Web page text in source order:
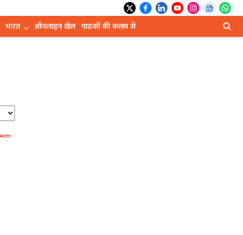
भारत ऑनलाइन खेल पाठकों की कलम से